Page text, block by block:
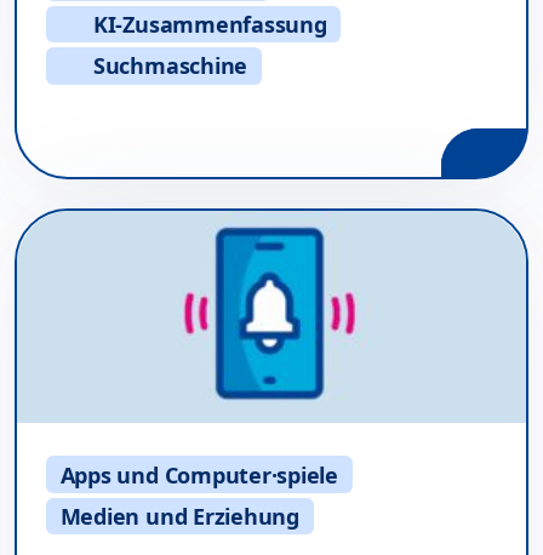
KI-Zusammenfassung
Suchmaschine
Apps und Computer·spiele
Medien und Erziehung